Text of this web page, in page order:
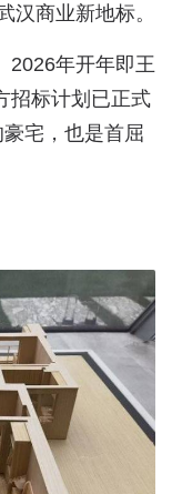
汉商业新地标。
2026年开年即王
招标计划已正式
宅，也是首屈